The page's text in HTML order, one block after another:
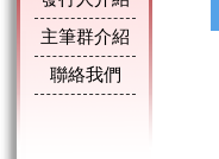
主筆群介紹
聯絡我們